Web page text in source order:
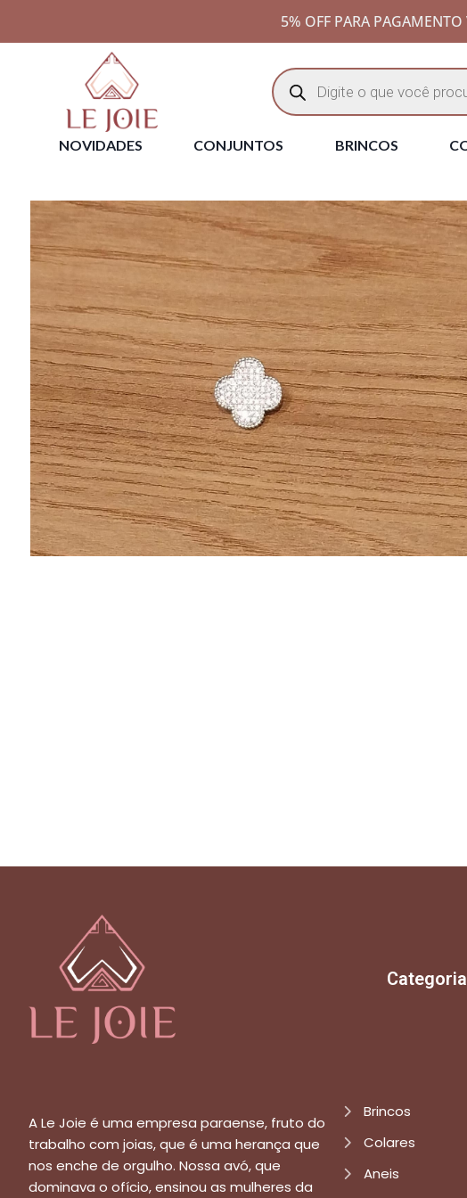
5% OFF PARA
NOVIDADES CONJUNTOS BRINCOS
A Le Joie é uma empresa paraense, fruto do
trabalho com joias, que é uma herança que
nos enche de orgulho. Nossa avó, que
dominava o ofício, ensinou as mulheres da
Brincos
Colares
Aneis